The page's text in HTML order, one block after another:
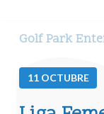
Golf Park
11 OCTUBRE